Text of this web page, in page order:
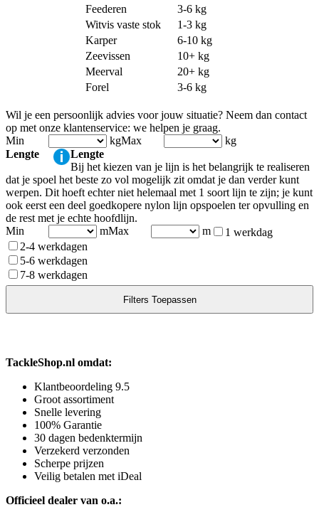
Feederen
3-6 kg
Witvis vaste stok
1-3 kg
Karper
6-10 kg
Zeevissen
10+ kg
Meerval
20+ kg
Forel
3-6 kg
Wil je een persoonlijk advies voor jouw situatie? Neem dan contact
op met onze klantenservice: we helpen je graag.
Min
kgMax
kg
Lengte
Lengte
Bij het kiezen van je lijn is het belangrijk te realiseren
dat je spoel het beste zo vol mogelijk zit omdat je dan verder kunt
werpen. Dit hoeft echter niet helemaal met 1 soort lijn te zijn; je kunt
ook eerst een deel goedkopere nylon lijn opspoelen ter opvulling en
de rest met je echte hoofdlijn.
Min
mMax m
1 werkdag
2-4 werkdagen
5-6 werkdagen
7-8 werkdagen
TackleShop.nl omdat:
Klantbeoordeling 9.5
Groot assortiment
Snelle levering
100% Garantie
30 dagen bedenktermijn
Verzekerd verzonden
Scherpe prijzen
Veilig betalen met iDeal
Officieel dealer van o.a.: